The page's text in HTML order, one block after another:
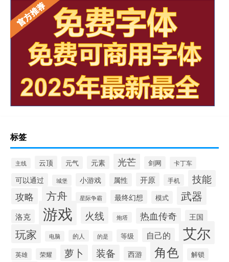
标签
主线 云顶 元气 元素 光芒 剑网 卡丁车
可以通过 城堡 小游戏 属性 开原 手机 技能
攻略 方舟 星际争霸 最终幻想 模式 武器
洛克 游戏 火线 炮塔 热血传奇 王国
玩家 电脑 的人 的是 等级 自己的 艾尔
英雄 荣耀 萝卜 装备 西游 角色 解锁